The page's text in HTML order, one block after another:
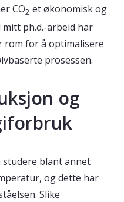
CO2 et økonomisk og
ph.d.-arbeid har
rom for å optimalisere
prosessen.
og
blant annet
og dette har
Slike